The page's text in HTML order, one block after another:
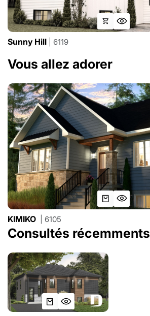
Sunny Hill | 6119
Vous allez adorer
KIMIKO | 6105
Consultés récemments